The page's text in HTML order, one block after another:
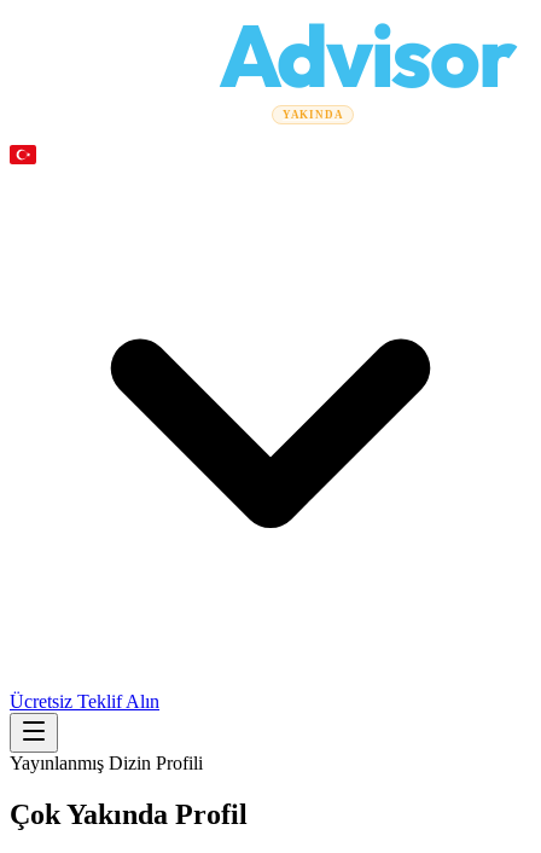
Advisor
YAKINDA
Ücretsiz Teklif Alın
Yayınlanmış Dizin Profili
Çok Yakında Profil